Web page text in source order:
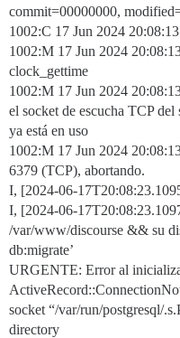
commit=00000000,
1002:C 17 Jun 2024
1002:M 17 Jun 2024
clock_gettime
1002:M 17 Jun 2024
el socket de escucha TCP
ya está en uso
1002:M 17 Jun 2024
6379 (TCP), abortando.
I, [2024-06-
I, [2024-06-
/var/www/discourse && su
db:migrate’
URGENTE: Error al
socket “/var/run/postgresql/
directory